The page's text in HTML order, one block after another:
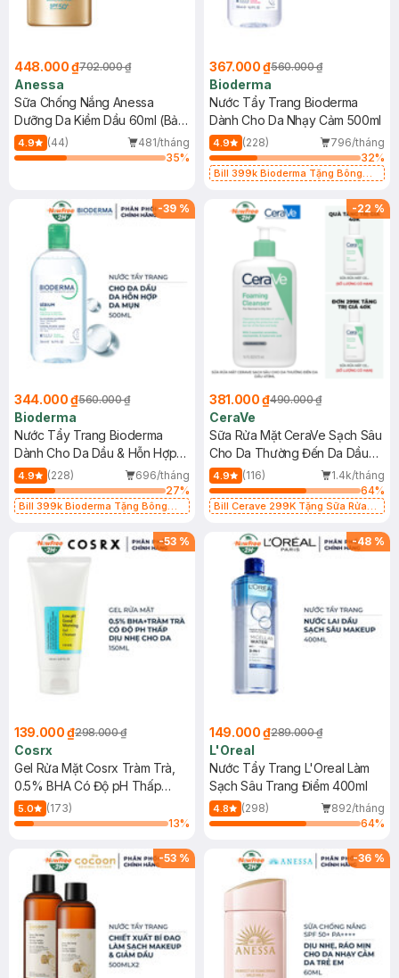
448.000 ₫702.000 ₫
Anessa
Sữa Chống Nắng Anessa
Dưỡng Da Kiềm Dầu 60ml (Bản
Mới)
4.9 (44)
481/tháng
35%
367.000 ₫560.000 ₫
Bioderma
Nước Tẩy Trang Bioderma
Dành Cho Da Nhạy Cảm 500ml
4.9 (228)
796/tháng
32%
Bill 399k Bioderma Tặng Bông
-39 %
344.000 ₫560.000 ₫
Bioderma
Nước Tẩy Trang Bioderma
Dành Cho Da Dầu & Hỗn Hợp
500ml
4.9 (228)
696/tháng
27%
Bill 399k Bioderma Tặng Bông
-22 %
381.000 ₫490.000 ₫
CeraVe
Sữa Rửa Mặt CeraVe Sạch Sâu
Cho Da Thường Đến Da Dầu
473ml
4.9 (116)
1.4k/tháng
64%
Bill Cerave 299K Tặng Sữa Rửa
-53 %
139.000 ₫298.000 ₫
Cosrx
Gel Rửa Mặt Cosrx Tràm Trà,
0.5% BHA Có Độ pH Thấp
150ml
5.0
(173)
13%
-48 %
149.000 ₫289.000 ₫
L'Oreal
Nước Tẩy Trang L'Oreal Làm
Sạch Sâu Trang Điểm 400ml
4.8 (298)
892/tháng
64%
-53 % -36 %